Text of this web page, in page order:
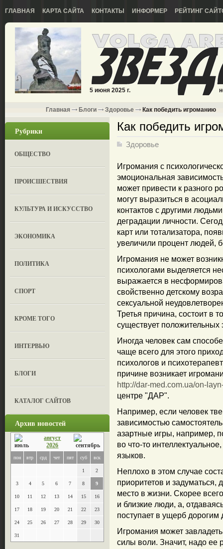
ГЛАВНАЯ КАРТА САЙТА КОНТАКТЫ ИНФОРМЕР РЕЙТИНГ
5 июня 2025 г.
Главная Блоги Здоровье Как победить игроманию
Рубрики
ОБЩЕСТВО
ПРОИСШЕСТВИЯ
КУЛЬТУРА И ИСКУССТВО
ЭКОНОМИКА
ПОЛИТИКА
СПОРТ
КРОМЕ ТОГО
ИНТЕРВЬЮ
БЛОГИ
КАТАЛОГ САЙТОВ
Архив новостей
август
2026
пон втр срд чет пят суб вск
1 2
3 4 5 6 7 8 9
10 11 12 13 14 15 16
17 18 19 20 21 22 23
24 25 26 27 28 29 30
31
Как победить
Здоровье
Игромания с
эмоциональная
может привести к разного
могут выразиться в
контактов с другими
деградации личности.
карт или тотализатора,
увеличили процент людей,
Игромания не может
психологами выделяется
выражается в
свойственно детскому
сексуальной
Третья причина, состоит в
существует положительных
Иногда человек сам
чаще всего для этого
психологов и
причине возникает
http://dar-med.com.ua/on-
центре "ДАР".
Например, если человек
зависимостью
азартные игры, например,
во что-то
языков.
Неплохо в этом случае
приоритетов и задуматься,
место в жизни. Скорее
и близкие люди, а,
поступает в ущерб
Игромания может
силы воли. Значит, надо ее